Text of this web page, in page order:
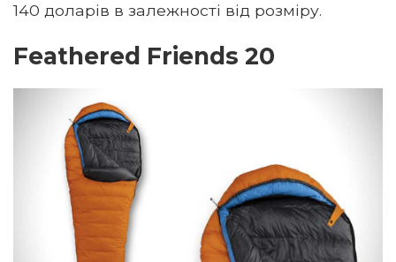
140 доларів в залежності від розміру.
Feathered Friends 20